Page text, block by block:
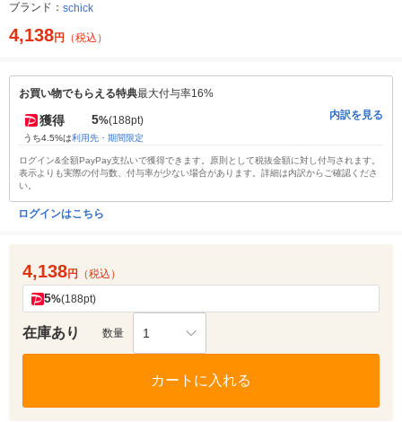
ブランド： schick
4,138円 （税込）
お買い物でもらえる特典最大付与率16%
獲得 5%(188pt)
うち4.5%は利用先・期間限定
内訳を見る
ログイン&全額PayPay支払いで獲得できます。原則として税抜金額に対し付与されます。
表示よりも実際の付与数、付与率が少ない場合があります。詳細は内訳からご確認くださ
い。
ログインはこちら
4,138円 （税込）
5%(188pt)
在庫あり 数量 1
カートに入れる